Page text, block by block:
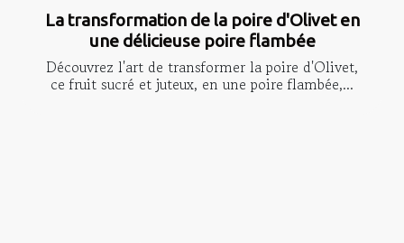
La transformation de la poire d'Olivet en
une délicieuse poire flambée
Découvrez l'art de transformer la poire d'Olivet,
ce fruit sucré et juteux, en une poire flambée,...